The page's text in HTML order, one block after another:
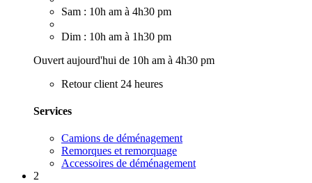
Sam : 10h am à 4h30 pm
Dim : 10h am à 1h30 pm
Ouvert aujourd'hui de 10h am à 4h30 pm
Retour client 24 heures
Services
Camions de déménagement
Remorques et remorquage
Accessoires de déménagement
2